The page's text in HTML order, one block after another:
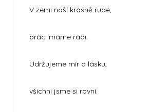
V zemi naší krásně rudé,
práci máme rádi.
Udržujeme mír a lásku,
všichni jsme si rovni.